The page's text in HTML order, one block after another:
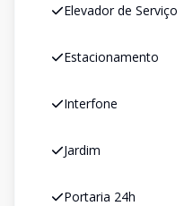
Elevador de Serviço
Estacionamento
Interfone
Jardim
Portaria 24h